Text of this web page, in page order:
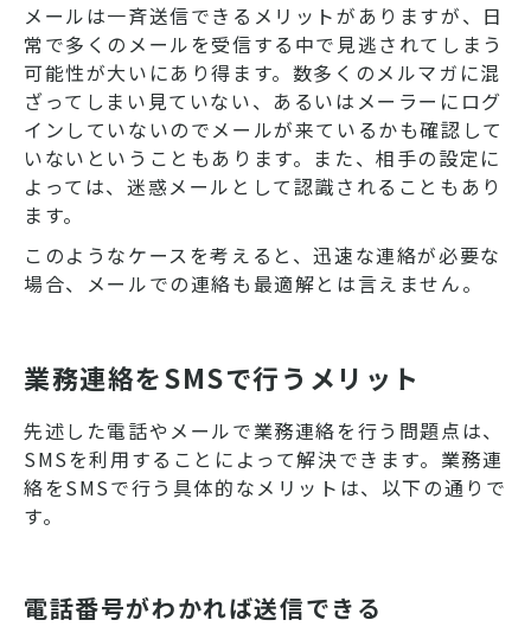
メールは一斉送信できるメリットがありますが、日
常で多くのメールを受信する中で見逃されてしまう
可能性が大いにあり得ます。数多くのメルマガに混
ざってしまい見ていない、あるいはメーラーにログ
インしていないのでメールが来ているかも確認して
いないということもあります。また、相手の設定に
よっては、迷惑メールとして認識されることもあり
ます。
このようなケースを考えると、迅速な連絡が必要な
場合、メールでの連絡も最適解とは言えません。
業務連絡をSMSで行うメリット
先述した電話やメールで業務連絡を行う問題点は、
SMSを利用することによって解決できます。業務連
絡をSMSで行う具体的なメリットは、以下の通りで
す。
電話番号がわかれば送信できる